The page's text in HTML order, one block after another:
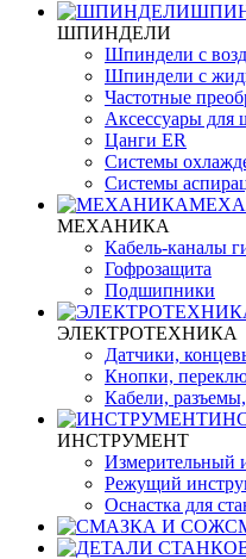
ШПИНДЕЛИ
Шпиндели с
Шпиндели с
Частотные
Аксессуары для
Цанги ER
Системы
Системы
МЕХАНИКА
Кабель-каналы
Гофрозащита
Подшипники
ЭЛЕКТРОТЕХНИКА
Датчики,
Кнопки,
Кабели,
ИНСТРУМЕНТ
Измерительный
Режущий
Оснастка для